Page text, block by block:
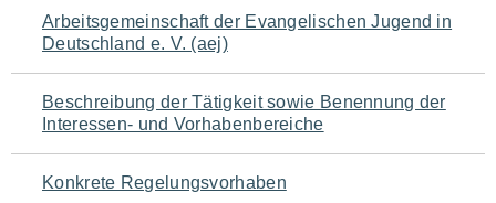
Navigation
für
den
Seiteninhalt
Arbeitsgemeinschaft der Evangelischen Jugend in
Deutschland e. V. (aej)
Beschreibung der Tätigkeit sowie Benennung der
Interessen- und Vorhabenbereiche
Konkrete Regelungsvorhaben